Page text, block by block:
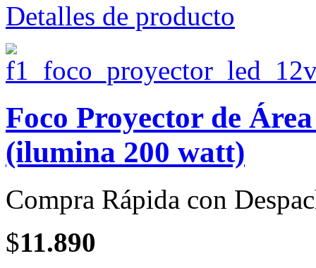
Detalles de producto
Foco Proyector de
(ilumina 200 watt)
Compra Rápida con
$11.890